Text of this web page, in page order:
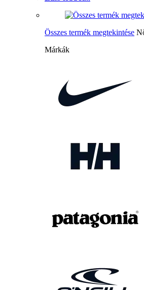
Összes termék megtekintése
Márkák